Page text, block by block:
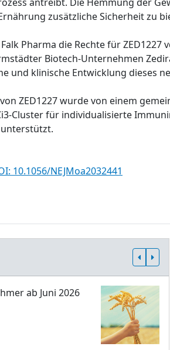
zusätzliche Sicherheit zu
Pharma die Rechte für
Biotech-Unternehmen
und klinische Entwicklung dieses
ZED1227 wurde von einem
Cluster für individualisierte
10.1056/NEJMoa2032441
ab Juni 2026